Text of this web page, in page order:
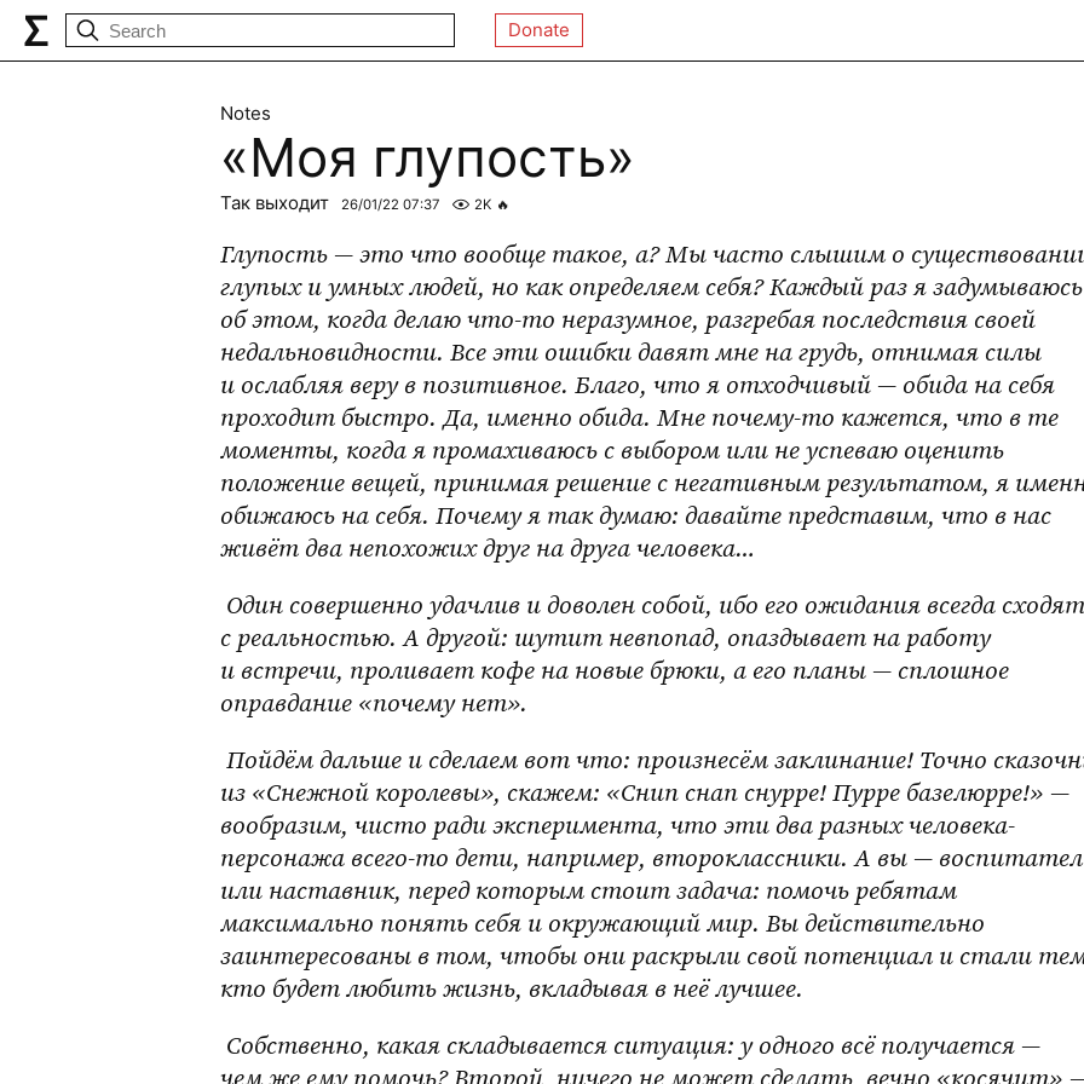
Donate
Notes
«Моя глупость»
Так выходит 26/01/22 07:37 2K 🔥
Глупость — это что вообще такое, а? Мы часто слышим о
глупых и умных людей, но как определяем себя? Каждый раз я задумываюсь
об этом, когда делаю что-то неразумное, разгребая последствия своей
недальновидности. Все эти ошибки давят мне на грудь, отнимая силы
и ослабляя веру в позитивное. Благо, что я отходчивый — обида на себя
проходит быстро. Да, именно обида. Мне почему-то кажется, что в те
моменты, когда я промахиваюсь с выбором или не успеваю оценить
положение вещей, принимая решение с негативным результатом, я
обижаюсь на себя. Почему я так думаю: давайте представим, что в нас
живёт два непохожих друг на друга человека…
с реальностью. А другой: шутит невпопад, опаздывает на работу
и встречи, проливает кофе на новые брюки, а его планы — сплошное
оправдание «почему нет».
из «Снежной королевы», скажем: «Снип снап снурре! Пурре базелюрре!» —
вообразим, чисто ради эксперимента, что эти два разных человека-
персонажа всего-то дети, например, второклассники. А вы —
или наставник, перед которым стоит задача: помочь ребятам
максимально понять себя и окружающий мир. Вы действительно
заинтересованы в том, чтобы они раскрыли свой потенциал и стали
кто будет любить жизнь, вкладывая в неё лучшее.